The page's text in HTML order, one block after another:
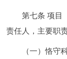
第七条 项目（
责任人，主要职
（一）恪守科